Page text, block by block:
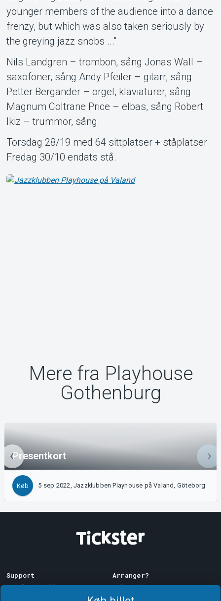
younger members of the audience into a dance
frenzy, but which was also taken seriously by
the greying jazz snobs ..."
Nils Landgren – trombon, sång Jonas Wall –
saxofoner, sång Andy Pfeiler – gitarr, sång
Petter Bergander – orgel, klaviaturer, sång
Magnum Coltrane Price – elbas, sång Robert
Ikiz – trummor, sång
Torsdag 28/19 med 64 sittplatser + ståplatser
Fredag 30/10 endats stå.
Mere fra Playhouse
Gothenburg
Presentkort
Køb 5 sep 2022, Jazzklubben Playhouse på Valand, Göteborg
Support
Download billet
Arrangør?
Sælg med os!